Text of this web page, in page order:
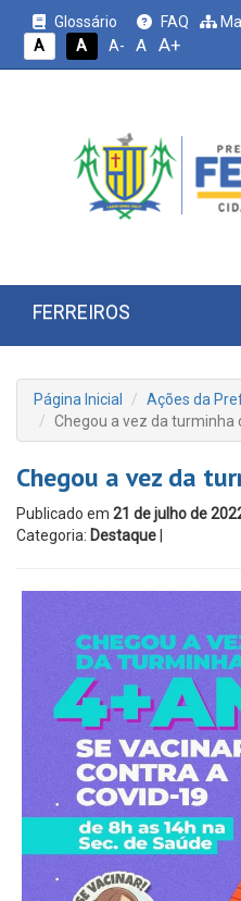
Glossário FAQ
A
A A- A A+
FERREIROS
Página Inicial
Ações da
Chegou a vez da turminha
Chegou a vez da
Publicado em 21 de julho de
Categoria: Destaque